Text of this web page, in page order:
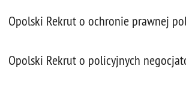
Opolski Rekrut o ochronie prawnej
Opolski Rekrut o policyjnych